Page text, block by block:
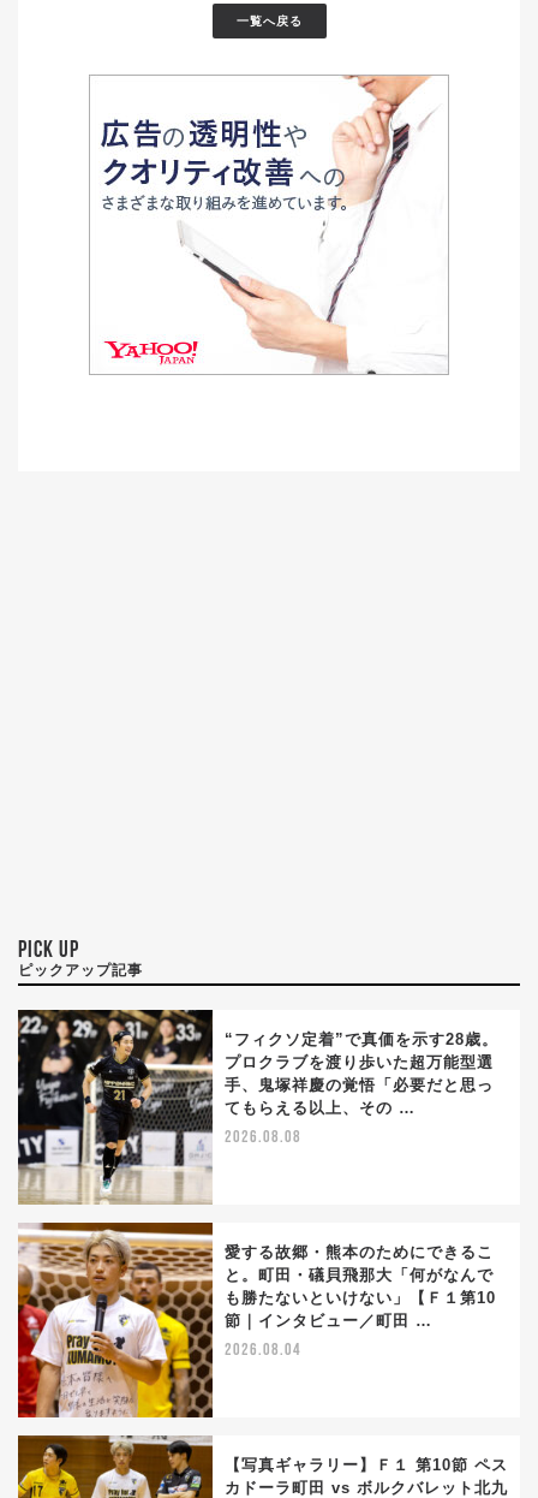
一覧へ戻る
PICK UP
ピックアップ記事
“フィクソ定着”で真価を示す28歳。
プロクラブを渡り歩いた超万能型選
手、鬼塚祥慶の覚悟「必要だと思っ
てもらえる以上、その …
2026.08.08
愛する故郷・熊本のためにできるこ
と。町田・礒貝飛那大「何がなんで
も勝たないといけない」【Ｆ１第10
節｜インタビュー／町田 …
2026.08.04
【写真ギャラリー】Ｆ１ 第10節 ペス
カドーラ町田 vs ボルクバレット北九